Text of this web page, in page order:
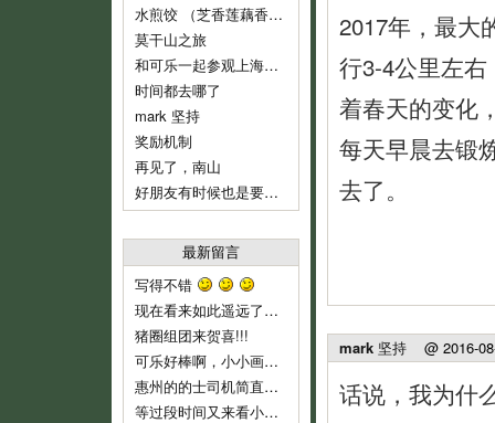
水煎饺 （芝香莲藕香菇肉饺）
莫干山之旅
和可乐一起参观上海鲁迅纪念馆
时间都去哪了
mark 坚持
奖励机制
再见了，南山
好朋友有时候也是要分开的
最新留言
写得不错
现在看来如此遥远了……
猪圈组团来贺喜!!!
可乐好棒啊，小小画家！
惠州的的士司机简直就是人渣...服务态度不好..个人素质差..喜欢兜远路,花钱做他们的的士..他们反而是老大,还说争创文明城市,有
等过段时间又来看小可乐
2017年，最大
行3-4公里左
着春天的变化
每天早晨去锻
去了。
mark 坚持 @ 2016-
话说，我为什